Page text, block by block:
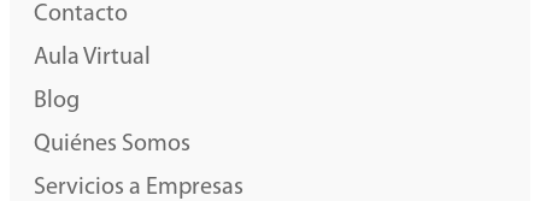
Contacto
Aula Virtual
Blog
Quiénes Somos
Servicios a Empresas